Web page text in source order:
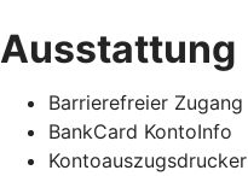
Ausstattung
Barrierefreier Zugang
BankCard KontoInfo
Kontoauszugsdrucker